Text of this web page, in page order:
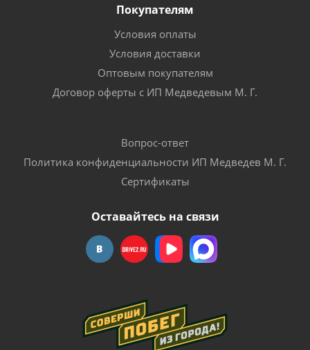
Покупателям
Условия оплаты
Условия доставки
Оптовым покупателям
Договор оферты с ИП Медведевым М. Г.
Вопрос-ответ
Политика конфиденциальности ИП Медведев М. Г.
Сертификаты
Оставайтесь на связи